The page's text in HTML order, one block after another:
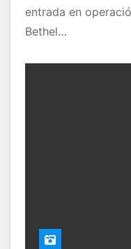
entrada en
Bethel…